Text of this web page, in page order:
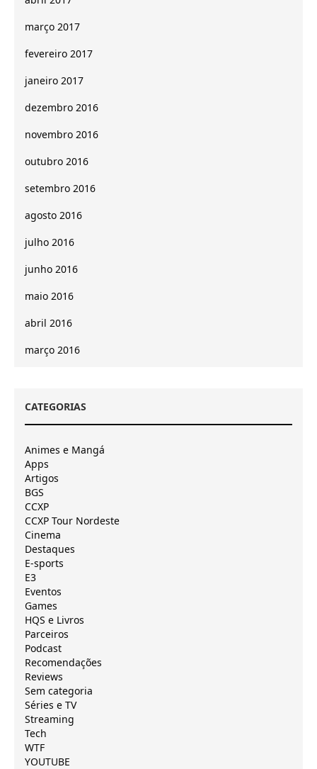
março 2017
fevereiro 2017
janeiro 2017
dezembro 2016
novembro 2016
outubro 2016
setembro 2016
agosto 2016
julho 2016
junho 2016
maio 2016
abril 2016
março 2016
CATEGORIAS
Animes e Mangá
Apps
Artigos
BGS
CCXP
CCXP Tour Nordeste
Cinema
Destaques
E-sports
E3
Eventos
Games
HQS e Livros
Parceiros
Podcast
Recomendações
Reviews
Sem categoria
Séries e TV
Streaming
Tech
WTF
YOUTUBE